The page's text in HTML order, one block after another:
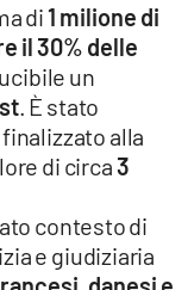
di 1 milione di
il 30% delle
un
. È stato
finalizzato alla
di circa3
contesto di
e giudiziaria